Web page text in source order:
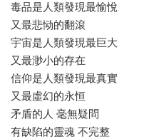
毒品是人類發現最愉悅
又最悲恸的翻滾
宇宙是人類發現最巨大
又最渺小的存在
信仰是人類發現最真實
又最虛幻的永恒
矛盾的人 毫無疑問
有缺陷的靈魂 不完整